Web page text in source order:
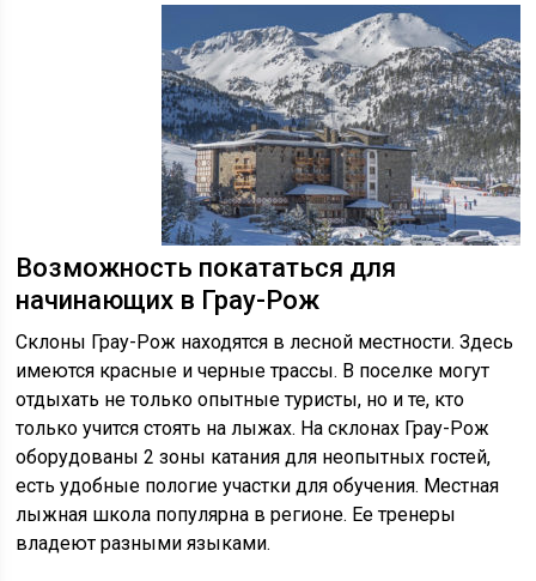
Возможность покататься для
начинающих в Грау-Рож
Склоны Грау-Рож находятся в лесной местности. Здесь
имеются красные и черные трассы. В поселке могут
отдыхать не только опытные туристы, но и те, кто
только учится стоять на лыжах. На склонах Грау-Рож
оборудованы 2 зоны катания для неопытных гостей,
есть удобные пологие участки для обучения. Местная
лыжная школа популярна в регионе. Ее тренеры
владеют разными языками.